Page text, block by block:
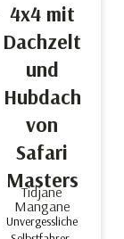
4x4 mit
Dachzelt
und
Hubdach
von
Safari
Masters
Tidjane
Mangane
Unvergessliche